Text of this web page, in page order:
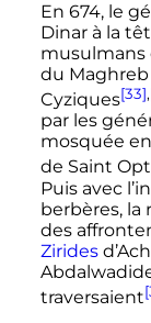
En 674, le
Dinar à la
musulmans
du
Cyziques[33],
par les
mosquée en
de Saint
Puis avec
berbères, la
des
Zirides
traversaient